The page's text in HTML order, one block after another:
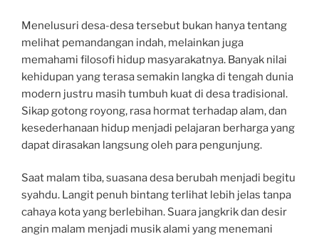
Menelusuri desa-desa tersebut bukan hanya tentang
melihat pemandangan indah, melainkan juga
memahami filosofi hidup masyarakatnya. Banyak nilai
kehidupan yang terasa semakin langka di tengah dunia
modern justru masih tumbuh kuat di desa tradisional.
Sikap gotong royong, rasa hormat terhadap alam, dan
kesederhanaan hidup menjadi pelajaran berharga yang
dapat dirasakan langsung oleh para pengunjung.
Saat malam tiba, suasana desa berubah menjadi begitu
syahdu. Langit penuh bintang terlihat lebih jelas tanpa
cahaya kota yang berlebihan. Suara jangkrik dan desir
angin malam menjadi musik alami yang menemani